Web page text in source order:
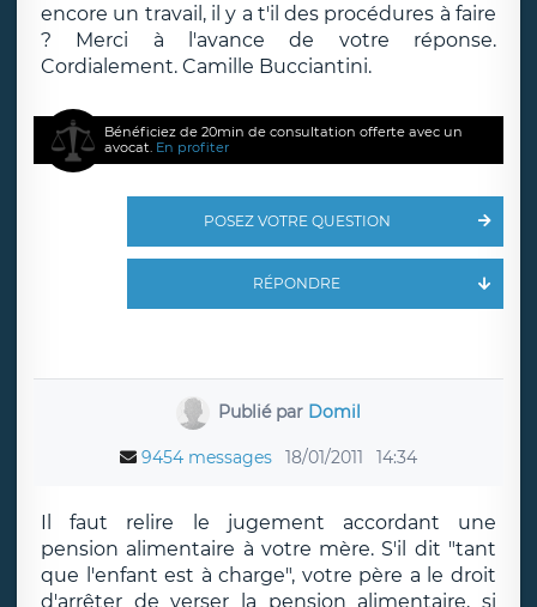
encore un travail, il y a t'il des procédures à faire
? Merci à l'avance de votre réponse.
Cordialement. Camille Bucciantini.
Bénéficiez de 20min de consultation offerte avec un
avocat. En profiter
POSEZ VOTRE QUESTION
RÉPONDRE
Publié par Domil
9454 messages 18/01/2011 14:34
Il faut relire le jugement accordant une
pension alimentaire à votre mère. S'il dit "tant
que l'enfant est à charge", votre père a le droit
d'arrêter de verser la pension alimentaire, si